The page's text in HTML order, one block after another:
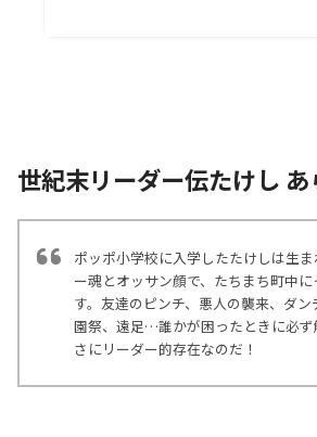
世紀末リーダー伝たけし あ
ポッポ小学校に入学したたけしは生
ー魂とオッサン顔で、たちまち町中
す。友達のピンチ、悪人の襲来、ダ
園祭、遠足…誰かが困ったときに必ず
さにリーダー的存在なのだ！